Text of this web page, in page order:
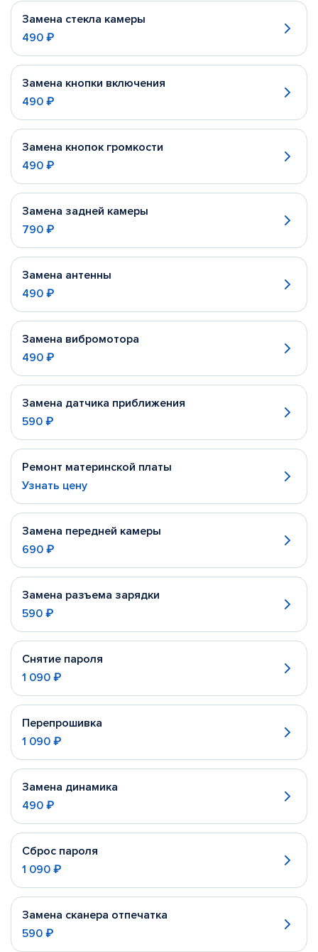
Замена стекла камеры
490 ₽
Замена кнопки включения
490 ₽
Замена кнопок громкости
490 ₽
Замена задней камеры
790 ₽
Замена антенны
490 ₽
Замена вибромотора
490 ₽
Замена датчика приближения
590 ₽
Ремонт материнской платы
Узнать цену
Замена передней камеры
690 ₽
Замена разъема зарядки
590 ₽
Снятие пароля
1 090 ₽
Перепрошивка
1 090 ₽
Замена динамика
490 ₽
Сброс пароля
1 090 ₽
Замена сканера отпечатка
590 ₽